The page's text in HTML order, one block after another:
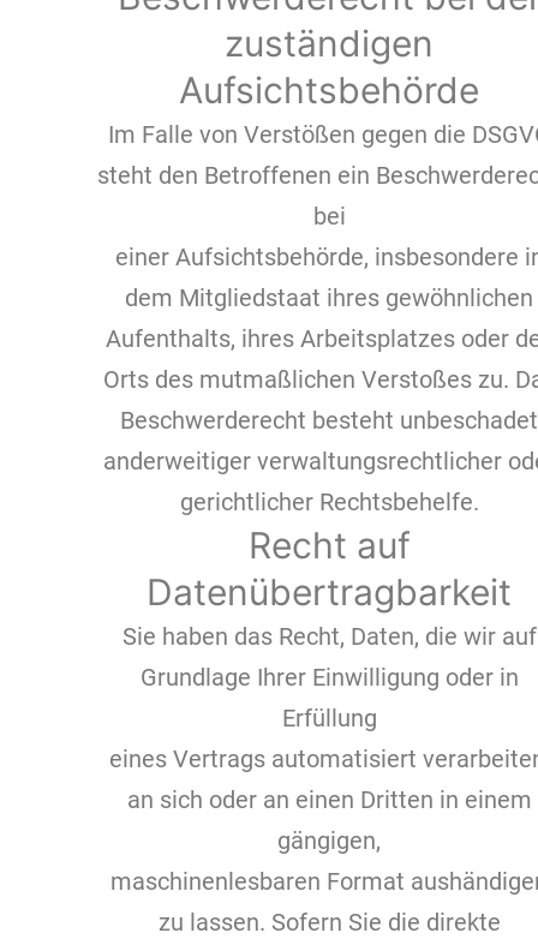
zuständigen
Aufsichtsbehörde
Im Falle von Verstößen gegen die
steht den Betroffenen ein
bei
einer Aufsichtsbehörde, insbesondere
dem Mitgliedstaat ihres gewöhnlichen
Aufenthalts, ihres Arbeitsplatzes oder
Orts des mutmaßlichen Verstoßes zu.
Beschwerderecht besteht unbeschadet
anderweitiger verwaltungsrechtlicher
gerichtlicher Rechtsbehelfe.
Recht auf
Datenübertragbarkeit
Sie haben das Recht, Daten, die wir auf
Grundlage Ihrer Einwilligung oder in
Erfüllung
eines Vertrags automatisiert
an sich oder an einen Dritten in einem
gängigen,
maschinenlesbaren Format
zu lassen. Sofern Sie die direkte